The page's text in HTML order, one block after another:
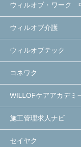
ウィルオブ・ワーク
ウィルオブ介護
ウィルオブテック
コネワク
WILLOFケアアカデミ
施工管理求人ナビ
セイヤク